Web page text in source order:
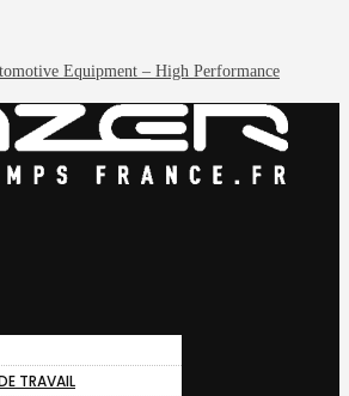
Equipment – High Performance
TRAVAIL